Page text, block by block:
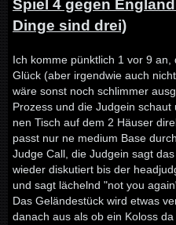
Spiel 4 gegen
Dinge sind drei)
Ich komme pünktlich 1 vor 9
Glück (aber irgendwie auch
wäre sonst noch schlimmer
Prozess und die Judgein
nen Tisch auf dem 2 Häuser
passt nur ne medium Base
Judge Call, die Judgein sagt
wieder diskutiert bis der
und sagt lächelnd "not you
Das Geländestück wird etwas
danach aus als ob ein Koloss